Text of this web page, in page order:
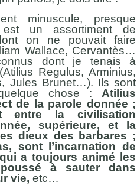
minuscule, presque
un assortiment de
on ne pouvait faire
Wallace, Cervantès…
dont je tenais à
Regulus, Arminius,
Jules Brunet…). Ils sont
chose : Atilius
de la parole donnée ;
entre la civilisation
supérieure, et la
dieux des barbares ;
sont l’incarnation de
a toujours animé les
à sauter dans
vie, etc…